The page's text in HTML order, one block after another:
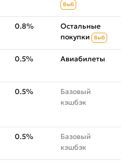
Выб
0.8%
Остальные
покупки
Выб
0.5% Авиабилеты
0.5%
Базовый
кэшбэк
0.5%
Базовый
кэшбэк